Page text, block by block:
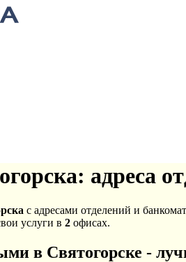
адреса
с адресами отделений и
услуги в 2 офисах.
в Святогорске -